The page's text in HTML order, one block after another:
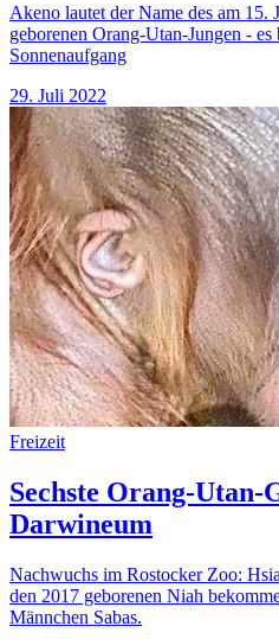
Akeno lautet der Name des am
geborenen Orang-Utan-Jungen -
Sonnenaufgang
29. Juli 2022
Freizeit
Sechste Orang-Utan-
Darwineum
Nachwuchs im Rostocker Zoo:
den 2017 geborenen Niah
Männchen Sabas.